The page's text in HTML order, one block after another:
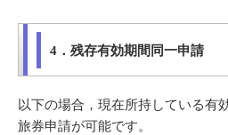
4．残存有効期間同一申請
以下の場合，現在所持している有
旅券申請が可能です。